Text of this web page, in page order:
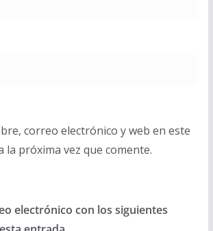
correo electrónico y web en este
la próxima vez que comente.
electrónico con los siguientes